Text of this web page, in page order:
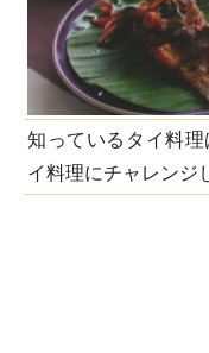
知っているタイ料
イ料理にチャレンジ